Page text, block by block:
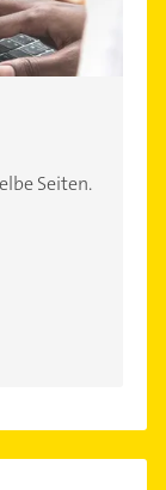
Seiten.